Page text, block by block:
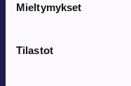
Mieltymykset
Tilastot
Tapahtuma alkaa:
8.8.2026